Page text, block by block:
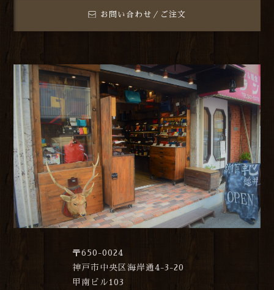
お問い合わせ／ご注文
〒650-0024
神戸市中央区海岸通4-3-20
甲南ビル103